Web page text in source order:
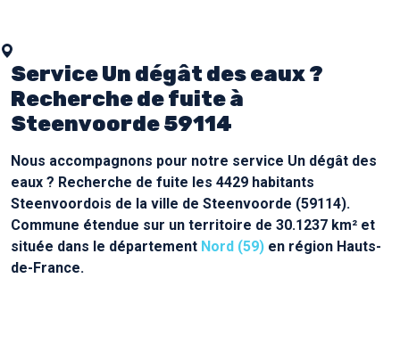
Service Un dégât des eaux ?
Recherche de fuite à
Steenvoorde 59114
Nous accompagnons pour notre service Un dégât des
eaux ? Recherche de fuite les 4429 habitants
Steenvoordois de la ville de Steenvoorde (59114).
Commune étendue sur un territoire de 30.1237 km² et
située dans le département Nord (59) en région Hauts-
de-France.